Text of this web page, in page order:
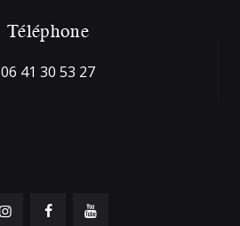
Téléphone
06 41 30 53 27